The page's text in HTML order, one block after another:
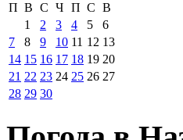
П В С Ч П С В
1
2 3 4 5
6
7
8 9 10 11 12 13
14 15 16 17 18 19 20
21 22 23 24 25 26 27
28 29 30